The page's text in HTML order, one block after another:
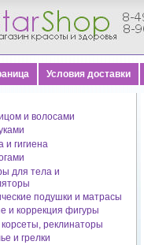
Условия доставки
и волосами
и гигиена
для тела и
подушки и матрасы
и коррекция фигуры
реклинаторы
и грелки